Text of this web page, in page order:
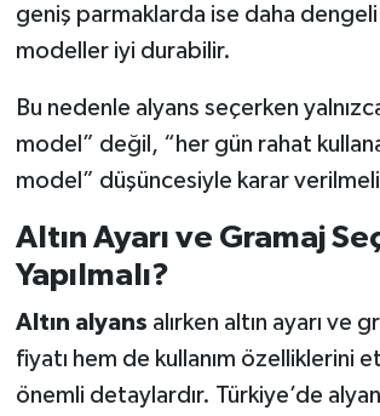
geniş parmaklarda ise daha
modeller iyi durabilir.
Bu nedenle alyans seçerken
model” değil, “her gün rahat
model” düşüncesiyle karar
Altın Ayarı ve Gramaj
Yapılmalı?
Altın alyans alırken altın ayarı ve
fiyatı hem de kullanım özelliklerini
önemli detaylardır. Türkiye’de